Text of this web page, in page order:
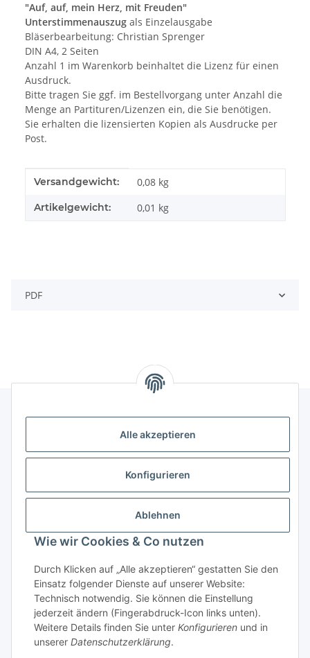
Alle akzeptieren
Konfigurieren
Ablehnen
Wie wir Cookies & Co nutzen
Durch Klicken auf „Alle akzeptieren“ gestatten Sie den
Einsatz folgender Dienste auf unserer Website:
Technisch notwendig. Sie können die Einstellung
jederzeit ändern (Fingerabdruck-Icon links unten).
Weitere Details finden Sie unter Konfigurieren und in
unserer Datenschutzerklärung.
"Auf, auf, mein Herz, mit Freuden"
Unterstimmenauszug als Einzelausgabe
Bläserbearbeitung: Christian Sprenger
DIN A4, 2 Seiten
Anzahl 1 im Warenkorb beinhaltet die Lizenz für einen
Ausdruck.
Bitte tragen Sie ggf. im Bestellvorgang unter Anzahl die
Menge an Partituren/Lizenzen ein, die Sie benötigen.
Sie erhalten die lizensierten Kopien als Ausdrucke per
Post.
Produkteigenschaft
Wert
Versandgewicht: 0,08 kg
Artikelgewicht: 0,01 kg
PDF
genesis musikverlag Christian Sprenger
34630 Gilserberg
E-Mail:anne.weckesser@genesis-musikverlag.de
Informationen
Gesetzliche Informationen
* Alle Preise inkl. gesetzlicher USt., zzgl.Versand